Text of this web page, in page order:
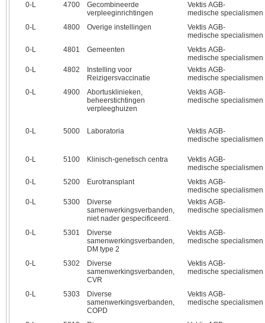
0‑L 4700
Gecombineerde
verpleeginrichtingen
Vektis AGB-
medische specialismen
0‑L
4800 Overige instellingen
Vektis AGB-
medische specialismen
0‑L
4801 Gemeenten
Vektis AGB-
medische specialismen
0‑L
4802
Instelling voor
Reizigersvaccinatie
Vektis AGB-
medische specialismen
0‑L
4900
Abortusklinieken,
beheerstichtingen
verpleeghuizen
Vektis AGB-
medische specialismen
0‑L 5000 Laboratoria
Vektis AGB-
medische specialismen
0‑L 5100 Klinisch-genetisch centra
Vektis AGB-
medische specialismen
0‑L
5200 Eurotransplant
Vektis AGB-
medische specialismen
0‑L
5300
Diverse
samenwerkingsverbanden,
niet nader gespecificeerd.
Vektis AGB-
medische specialismen
0‑L 5301
Diverse
samenwerkingsverbanden,
DM type 2
Vektis AGB-
medische specialismen
0‑L 5302
Diverse
samenwerkingsverbanden,
CVR
Vektis AGB-
medische specialismen
0‑L 5303
Diverse
samenwerkingsverbanden,
COPD
Vektis AGB-
medische specialismen